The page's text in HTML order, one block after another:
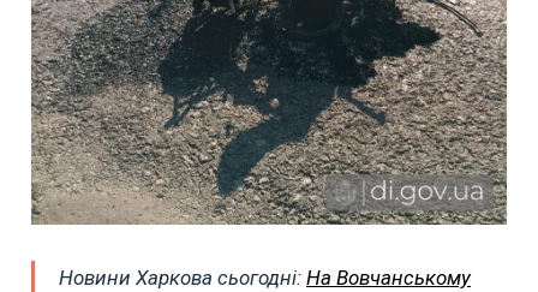
Новини Харкова сьогодні: На Вовчанському